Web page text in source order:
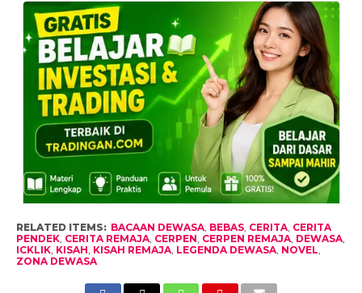
RELATED ITEMS: BACAAN DEWASA, BEBAS, CERITA, CERITA
PENDEK, CERITA REMAJA, CERPEN, CERPEN REMAJA, DEWASA,
ICKLIK, KISAH, KISAH REMAJA, LEGENDA DEWASA, NOVEL,
ZONA DEWASA